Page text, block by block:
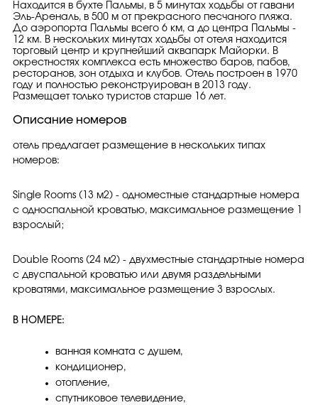
Находится в бухте Пальмы, в 5 минутах ходьбы от гавани
Эль-Ареналь, в 500 м от прекрасного песчаного пляжа.
До аэропорта Пальмы всего 6 км, а до центра Пальмы -
12 км. В нескольких минутах ходьбы от отеля находится
торговый центр и крупнейший аквапарк Майорки. В
окрестностях комплекса есть множество баров, пабов,
ресторанов, зон отдыха и клубов. Отель построен в 1970
году и полностью реконструирован в 2013 году.
Размещает только туристов старше 16 лет.
Описание номеров
отель предлагает размещение в нескольких типах
номеров:
Single Rooms (13 м2) - одноместные стандартные номера
с односпальной кроватью, максимальное размещение 1
взрослый;
Double Rooms (24 м2) - двухместные стандартные номера
с двуспальной кроватью или двумя раздельными
кроватями, максимальное размещение 3 взрослых.
В НОМЕРЕ:
ванная комната с душем,
кондиционер,
отопление,
спутниковое телевидение,